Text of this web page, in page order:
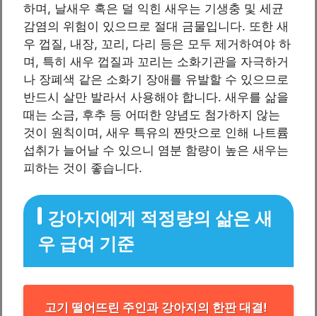
하며, 날새우 혹은 덜 익힌 새우는 기생충 및 세균
감염의 위험이 있으므로 절대 금물입니다. 또한 새
우 껍질, 내장, 꼬리, 다리 등은 모두 제거하여야 하
며, 특히 새우 껍질과 꼬리는 소화기관을 자극하거
나 장폐색 같은 소화기 장애를 유발할 수 있으므로
반드시 살만 발라서 사용해야 합니다. 새우를 삶을
때는 소금, 후추 등 어떠한 양념도 첨가하지 않는
것이 원칙이며, 새우 특유의 짠맛으로 인해 나트륨
섭취가 늘어날 수 있으니 염분 함량이 높은 새우는
피하는 것이 좋습니다.
강아지에게 적정량의 삶은 새
우 급여 기준
고기 떨어뜨린 주인과 강아지의 한판 대결!